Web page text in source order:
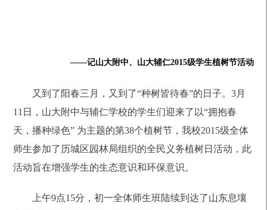
——记山大附中、山大辅仁2015级学生植树节活动
又到了阳春三月，又到了“种树皆待春”的日子。3月
11日，山大附中与辅仁学校的学生们迎来了以“拥抱春
天，播种绿色” 为主题的第38个植树节，我校2015级全体
师生参加了历城区园林局组织的全民义务植树日活动，此
活动旨在增强学生的生态意识和环保意识。
上午9点15分，初一全体师生班陆续到达了山东息壤